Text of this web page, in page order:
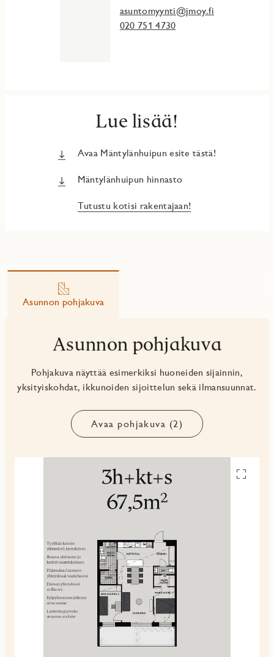
asuntomyynti@jmoy.fi
020 751 4730
Lue lisää!
Avaa Mäntylänhuipun esite tästä!
Mäntylänhuipun hinnasto
Tutustu kotisi rakentajaan!
Asunnon pohjakuva
Asunnon pohjakuva
Pohjakuva näyttää esimerkiksi huoneiden sijainnin,
yksityiskohdat, ikkunoiden sijoittelun sekä ilmansuunnat.
Avaa pohjakuva (2)
Avaa